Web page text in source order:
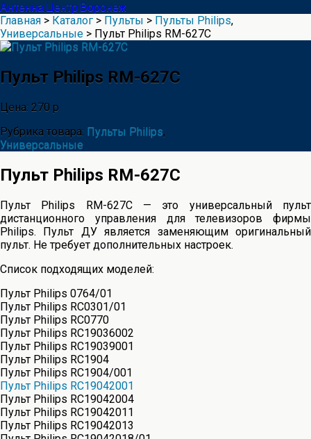
Антенна Центр Воронеж
Главная > Каталог > Пульты > Пульты Philips,
Универсальные > Пульт Philips RM-627C
Пульт Philips RM-627C
Цена: 270 р
Рубрика товара: Пульты Philips,
Универсальные
Пульт Philips RM-627C
Пульт Philips RM-627C — это универсальный пульт
дистанционного управления для телевизоров фирмы
Philips. Пульт ДУ является заменяющим оригинальный
пульт. Не требует дополнительных настроек.
Список подходящих моделей:
Пульт Philips 0764/01
Пульт Philips RC0301/01
Пульт Philips RC0770
Пульт Philips RC19036002
Пульт Philips RC19039001
Пульт Philips RC1904
Пульт Philips RC1904/001
Пульт Philips RC19042001
Пульт Philips RC19042004
Пульт Philips RC19042011
Пульт Philips RC19042013